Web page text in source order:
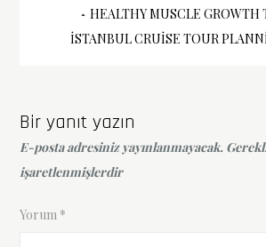
YazıHEALTHY MUSCLE GROWTH
İSTANBUL CRUISE TOUR
Bir yanıt yazın
E-posta adresiniz yayınlanmayacak.
işaretlenmişlerdir
Yorum *